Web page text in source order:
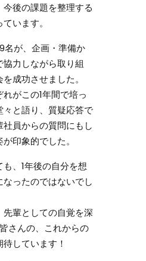
後の課題を整理する
います。
名が、企画・準備か
力しながら取り組
成功させました。
がこの1年間で培っ
々と語り、質疑応答で
員からの質問にもし
印象的でした。
、1年後の自分を想
ったのではないでし
先輩としての自覚を深
さんの、これからの
しています！